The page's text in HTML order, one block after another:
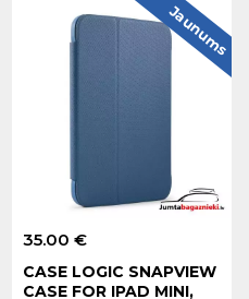
35.00 €
CASE LOGIC SNAPVIEW
CASE FOR IPAD MINI,
Jaunums